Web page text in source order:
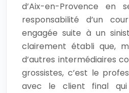
d’Aix-en-Provence en
responsabilité d’un
engagée suite à un
clairement établi que,
d’autres intermédiaires
grossistes, c’est le
avec le client final